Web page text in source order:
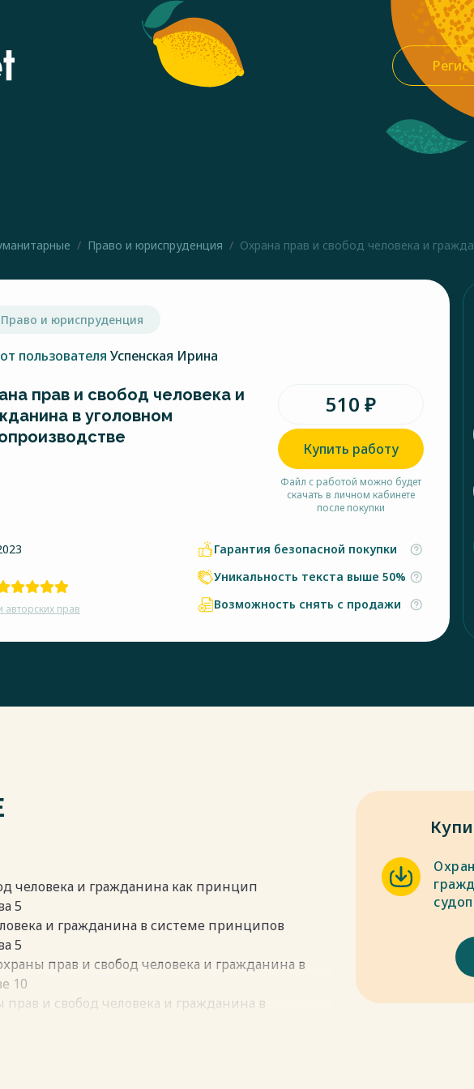
Право и юриспруденция Охрана прав и свобод человека и
Право и юриспруденция
от пользователя Успенская Ирина
прав и свобод человека и
в уголовном
510 ₽
Купить работу
Файл с работой можно будет
скачать в личном кабинете
после покупки
прав
Гарантия безопасной покупки
Уникальность текста выше 50%
Возможность снять с продажи
человека и гражданина как принцип
5
и гражданина в системе принципов
5
прав и свобод человека и гражданина в
10
прав и свобод человека и гражданина в
прав и свобод человека и гражданина в